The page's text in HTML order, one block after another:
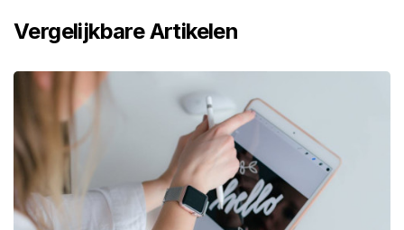
Vergelijkbare Artikelen